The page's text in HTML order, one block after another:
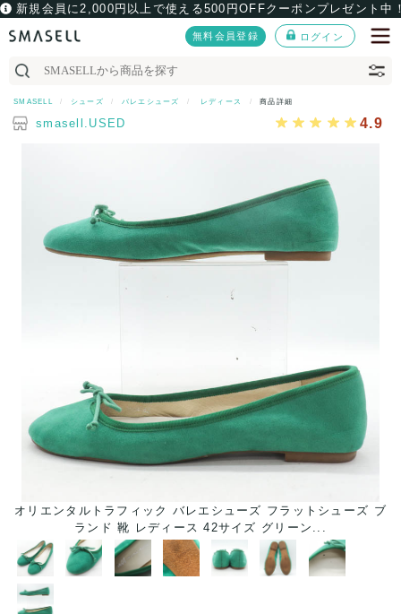
新規会員に2,000円以上で使える500円OFFクーポンプレゼント中
無料会員登録 ログイン
SMASELL シューズ バレエシューズ レディース 商品詳細
smasell.USED 4.9
オリエンタルトラフィック バレエシューズ フラットシューズ ブ
ランド 靴 レディース 42サイズ グリーン...